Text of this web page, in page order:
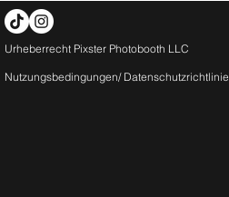
Urheberrecht Pixster Photobooth LLC
Nutzungsbedingungen/ Datenschutzrichtlinie